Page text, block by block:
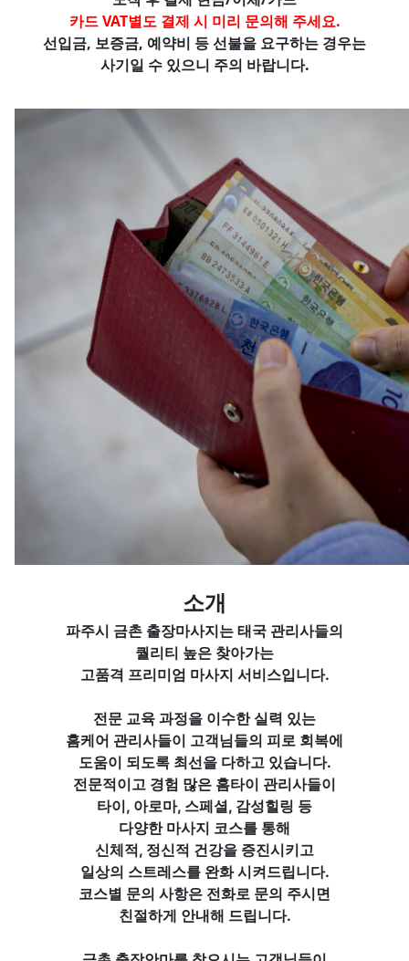
카드 VAT별도결제 시 미리 문의해 주세요.
선입금, 보증금, 예약비 등 선불을 요구하는 경우는
사기일 수 있으니 주의 바랍니다.
소개
파주시 금촌 출장마사지는 태국 관리사들의
퀄리티 높은 찾아가는
고품격 프리미엄 마사지 서비스입니다.
전문 교육 과정을 이수한 실력 있는
홈케어 관리사들이 고객님들의 피로 회복에
도움이 되도록 최선을 다하고 있습니다.
전문적이고 경험 많은 홈타이 관리사들이
타이, 아로마, 스페셜, 감성힐링 등
다양한 마사지 코스를 통해
신체적, 정신적 건강을 증진시키고
일상의 스트레스를 완화 시켜드립니다.
코스별 문의 사항은 전화로 문의 주시면
친절하게 안내해 드립니다.